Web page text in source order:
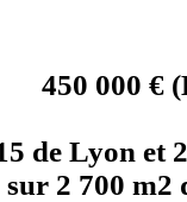
450 000 €
de Lyon et
2 700